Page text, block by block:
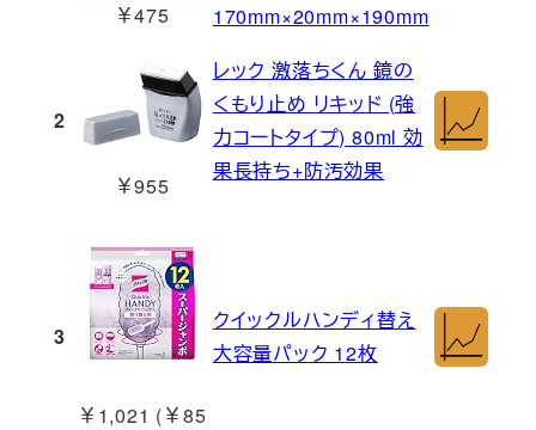
￥475
170mm×20mm×190mm
2
￥955
レック 激落ちくん 鏡の
くもり止め リキッド (強
力コートタイプ) 80ml 効
果長持ち+防汚効果
3
￥1,021 (￥85
クイックルハンディ替え
大容量パック 12枚